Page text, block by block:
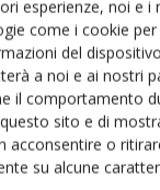
esperienze, noi e i
come i cookie
del
a noi e ai nostri
il comportamento
sito e di
acconsentire o
su alcune